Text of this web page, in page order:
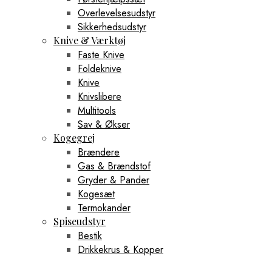
Overlevelsesudstyr
Sikkerhedsudstyr
Knive & Værktøj
Faste Knive
Foldeknive
Knive
Knivslibere
Multitools
Sav & Økser
Kogegrej
Brændere
Gas & Brændstof
Gryder & Pander
Kogesæt
Termokander
Spiseudstyr
Bestik
Drikkekrus & Kopper